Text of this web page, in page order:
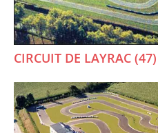
CIRCUIT DE LAYRAC (47)